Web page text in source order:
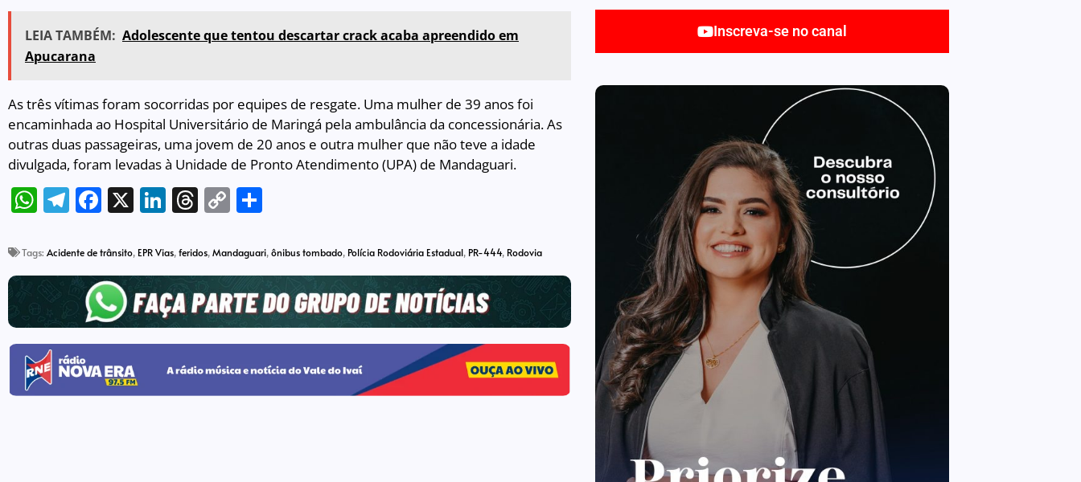
LEIA TAMBÉM: Adolescente que tentou descartar crack acaba apreendido em
Apucarana
As três vítimas foram socorridas por equipes de resgate. Uma mulher de 39 anos foi
encaminhada ao Hospital Universitário de Maringá pela ambulância da concessionária. As
outras duas passageiras, uma jovem de 20 anos e outra mulher que não teve a idade
divulgada, foram levadas à Unidade de Pronto Atendimento (UPA) de Mandaguari.
WhatsApp
Telegram
Facebook
X LinkedIn
Threads
Copy
Tags: Acidente de trânsito, EPR Vias,feridos,Mandaguari,ônibus tombado, Polícia Rodoviária Estadual, PR-444, Rodovia
Inscreva-se no canal